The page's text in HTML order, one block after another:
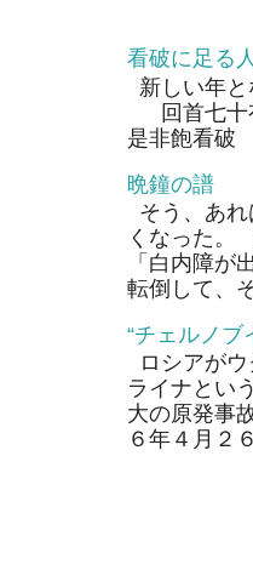
看破に足る
新しい年
回首七十
是非飽看
晩鐘の譜
そう、あ
くなった。
「白内障
転倒して、
“チェルノブ
ロシアが
ライナとい
大の原発事
６年４月２